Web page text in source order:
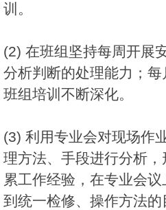
训。
(2) 在班组坚持每周开展
分析判断的处理能力；
班组培训不断深化。
(3) 利用专业会对现场作
理方法、手段进行分析
累工作经验，在专业会
到统一检修、操作方法的